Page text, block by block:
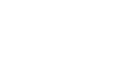
fútbol teamFINAL para